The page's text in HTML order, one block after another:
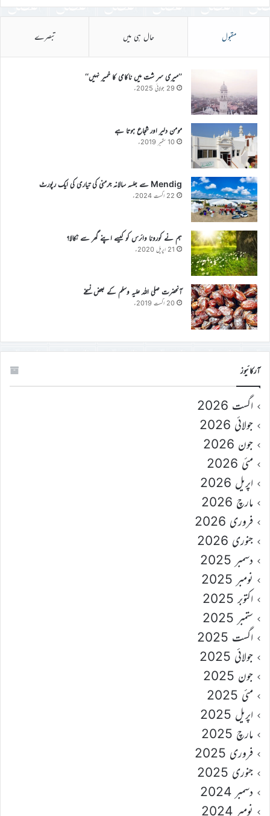
مقبول حال ہی میں تبصرے
’’میری سر شت میں ناکامی کا خمیر نہیں‘‘
29 جولائی 2025ء
مومن دلیر اور شجاع ہوتا ہے
10 ستمبر 2019ء
Mendig سے جلسہ سالانہ جرمنی کی تیاری کی ایک رپورٹ
22 اگست 2024ء
ہم نے کورونا وائرس کو کیسے اپنے گھر سے نکالا؟
21 اپریل 2020ء
آنحضرت صلی اللہ علیہ وسلم کے بعض نسخے
20 اگست 2019ء
آرکائیوز
اگست 2026
جولائی 2026
جون 2026
مئی 2026
اپریل 2026
مارچ 2026
فروری 2026
جنوری 2026
دسمبر 2025
نومبر 2025
اکتوبر 2025
ستمبر 2025
اگست 2025
جولائی 2025
جون 2025
مئی 2025
اپریل 2025
مارچ 2025
فروری 2025
جنوری 2025
دسمبر 2024
نومبر 2024